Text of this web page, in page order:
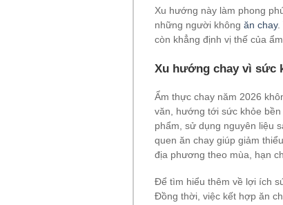
Xu hướng này làm phong
những người không ăn chay.
còn khẳng định vị thế của
Xu hướng chay vì sức
Ẩm thực chay năm 2026
văn, hướng tới sức khỏe
phẩm, sử dụng nguyên liệu
quen ăn chay giúp giảm
địa phương theo mùa, hạn
Để tìm hiểu thêm về lợi ích
Đồng thời, việc kết hợp ăn